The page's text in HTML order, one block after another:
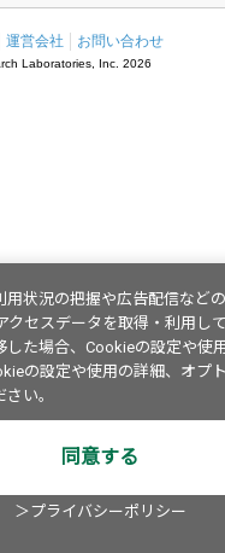
運営会社 お問い合わせ
Laboratories, Inc. 2026
状況の把握や広告配信などの
クセスデータを取得・利用し
した場合、Cookieの設定や使
の設定や使用の詳細、オプ
い。
同意する
＞プライバシーポリシー